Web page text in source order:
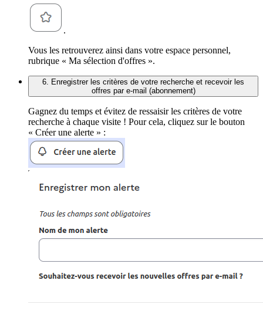
.
Vous les retrouverez ainsi dans votre espace personnel,
rubrique « Ma sélection d'offres ».
6. Enregistrer les critères de votre recherche et recevoir les
offres par e-mail (abonnement)
Gagnez du temps et évitez de ressaisir les critères de votre
recherche à chaque visite ! Pour cela, cliquez sur le bouton
« Créer une alerte » :